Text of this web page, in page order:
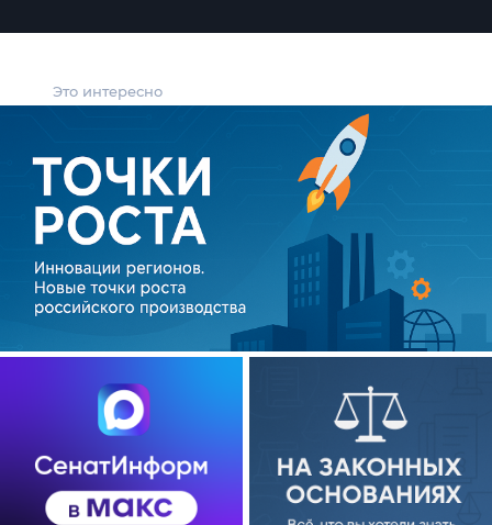
Это интересно